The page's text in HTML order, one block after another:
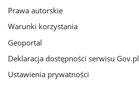
Prawa autorskie
Warunki korzystania
Geoportal
Deklaracja dostępności serwisu Gov.pl
Ustawienia prywatności